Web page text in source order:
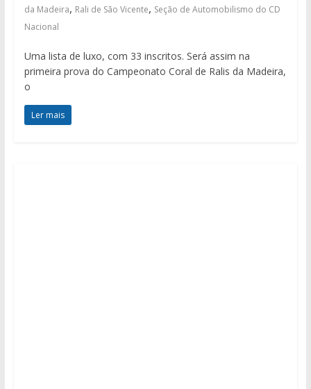
da Madeira, Rali de São Vicente, Seção de Automobilismo do CD
Nacional
Uma lista de luxo, com 33 inscritos. Será assim na
primeira prova do Campeonato Coral de Ralis da Madeira,
o
Ler mais